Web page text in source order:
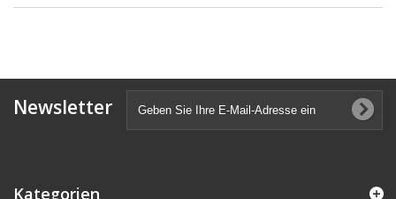
Newsletter
Kategorien